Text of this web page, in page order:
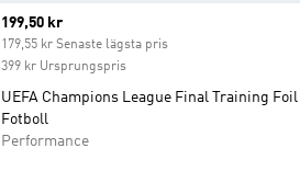
Current price
199,50 kr
179,55 kr Senaste lägsta pris
399 kr Ursprungspris
UEFA Champions League Final Training Foil
Fotboll
Performance